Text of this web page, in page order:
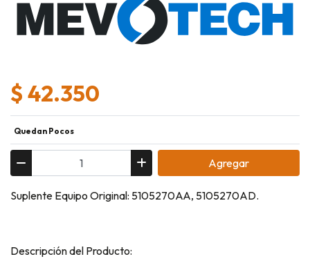
$ 42.350
Quedan Pocos
Agregar
Suplente Equipo Original: 5105270AA, 5105270AD.
Descripción del Producto: